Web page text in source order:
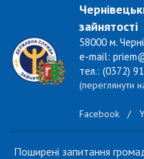
зайнятості
58000 м.
e-mail:
тел.: (0372)
(переглянути
Facebook /
Поширені запитання